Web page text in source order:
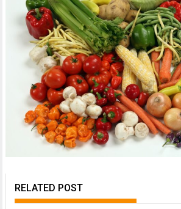
RELATED POST